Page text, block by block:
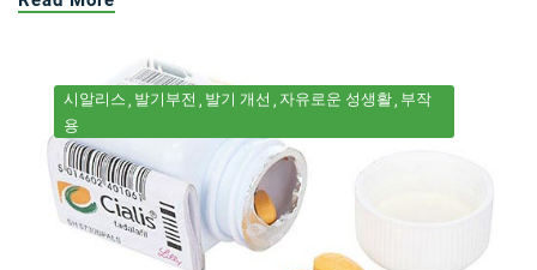
시알리스 발기부전 발기 개선 자유로운 성생활 부작
용